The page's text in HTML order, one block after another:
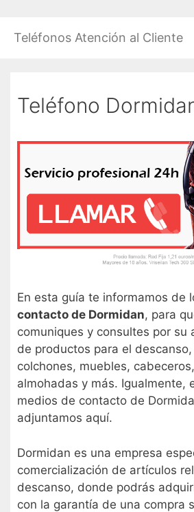
contenido
Teléfonos Atención al Cliente
Teléfono
En esta guía te informamos de
contacto de Dormidan, para
comuniques y consultes por su
de productos para el
colchones, muebles,
almohadas y más. Igualmente,
medios de contacto de
adjuntamos aquí.
Dormidan es una empresa
comercialización de artículos
descanso, donde podrás
con la garantía de una compra